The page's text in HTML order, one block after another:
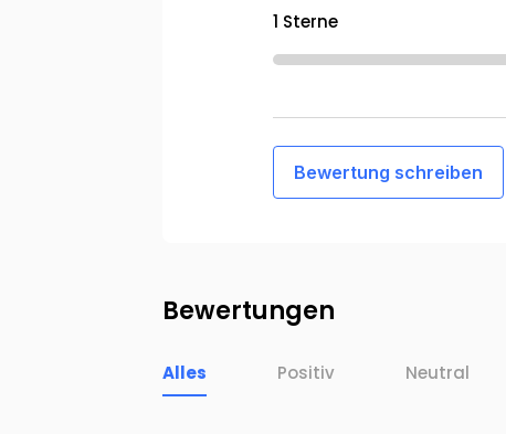
1 Sterne
Bewertung schreiben
Bewertungen
Alles Positiv Neutral